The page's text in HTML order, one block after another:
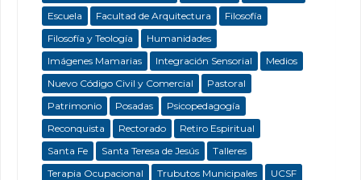
Escuela
Facultad de Arquitectura
Filosofía
Filosofía y Teología
Humanidades
Imágenes Mamarias
Integración Sensorial
Medios
Nuevo Código Civil y Comercial
Pastoral
Patrimonio
Posadas
Psicopedagogía
Reconquista
Rectorado
Retiro Espiritual
Santa Fe
Santa Teresa de Jesús
Talleres
Terapia Ocupacional
Trubutos Municipales UCSF